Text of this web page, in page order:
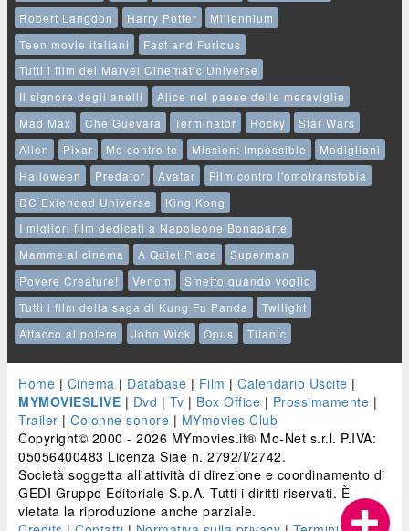
Robert Langdon
Harry Potter
Millennium
Teen movie italiani
Fast and Furious
Tutti i film del Marvel Cinematic Universe
Il signore degli anelli
Alice nel paese delle meraviglie
Mad Max
Che Guevara Terminator Rocky
Star Wars
Alien
Pixar Me contro te Mission: Impossible
Modigliani
Halloween
Predator Avatar
Film contro l'omotransfobia
DC Extended Universe
King Kong
I migliori film dedicati a Napoleone Bonaparte
Mamme al cinema
A Quiet Place
Superman
Povere Creature!
Venom
Smetto quando voglio
Tutti i film della saga di Kung Fu Panda
Twilight
Attacco al potere
John Wick Opus Titanic
Home | Cinema | Database | Film | Calendario Uscite |
MYMOVIESLIVE | Dvd | Tv | Box Office | Prossimamente |
Trailer | Colonne sonore | MYmovies Club
Copyright© 2000 - 2026 MYmovies.it® Mo-Net s.r.l. P.IVA:
05056400483 Licenza Siae n. 2792/I/2742.
Società soggetta all'attività di direzione e coordinamento di
GEDI Gruppo Editoriale S.p.A. Tutti i diritti riservati. È
vietata la riproduzione anche parziale.